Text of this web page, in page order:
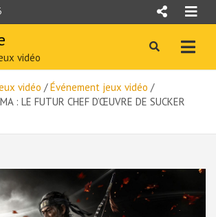
vidéo
vidéo
Événement jeux vidéo
: LE FUTUR CHEF D’ŒUVRE DE SUCKER